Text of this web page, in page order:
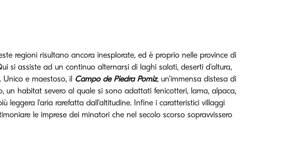
regioni risultano ancora inesplorate, ed è proprio nelle province di
si assiste ad un continuo alternarsi di laghi salati, deserti d'altura,
e maestoso, il Campo de Piedra Pomiz, un’immensa distesa di
habitat severo al quale si sono adattati fenicotteri, lama, alpaca,
leggera l'aria rarefatta dall'altitudine. Infine i caratteristici villaggi
le imprese dei minatori che nel secolo scorso sopravvissero